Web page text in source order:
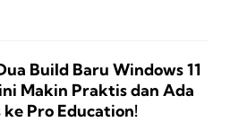
Build Baru Windows 11
Makin Praktis dan Ada
Pro Education!